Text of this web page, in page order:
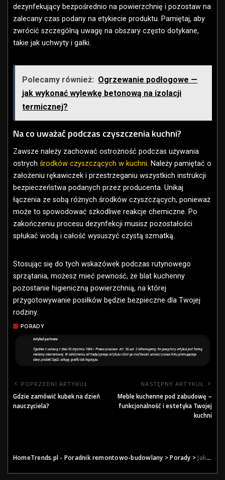
dezynfekujący bezpośrednio na powierzchnię i pozostaw na
zalecany czas podany na etykiecie produktu. Pamiętaj, aby
zwrócić szczególną uwagę na obszary często dotykane,
takie jak uchwyty i gałki.
Polecamy również: Ogrzewanie podłogowe —
jak wykonać wylewkę betonową na izolacji
termicznej?
Na co uważać podczas czyszczenia kuchni?
Zawsze należy zachować ostrożność podczas używania
ostrych środków czyszczących w kuchni. Należy pamiętać o
założeniu rękawiczek i przestrzeganiu wszystkich instrukcji
bezpieczeństwa podanych przez producenta. Unikaj
łączenia ze sobą różnych środków czyszczących, ponieważ
może to spowodować szkodliwe reakcje chemiczne. Po
zakończeniu procesu dezynfekcji musisz pozostałości
spłukać wodą i całość wysuszyć czystą szmatką.
Stosując się do tych wskazówek podczas rutynowego
sprzątania, możesz mieć pewność, że blat kuchenny
pozostanie higieniczną powierzchnią, na której
przygotowywanie posiłków będzie bezpieczne dla Twojej
rodziny.
PORADY
POPRZEDNI ARTYKUŁ
Gdzie zamówić kubek na dzień
nauczyciela?
NASTĘPNY ARTYKUŁ
Meble kuchenne pod zabudowę –
funkcjonalność i estetyka Twojej
kuchni
HomeTrends.pl - Poradnik remontowo-budowlany >Porady >Jak skutecznie dezynfekować blat w kuchni?